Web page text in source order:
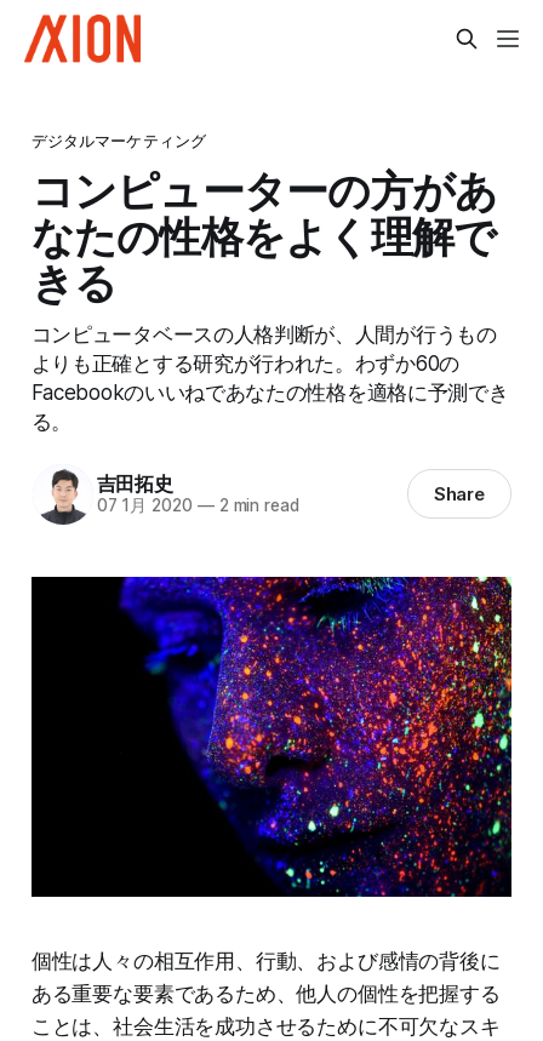
デジタルマーケティング
コンピューターの方があ
なたの性格をよく理解で
きる
コンピュータベースの人格判断が、人間が行うもの
よりも正確とする研究が行われた。わずか60の
Facebookのいいねであなたの性格を適格に予測でき
る。
吉田拓史
07 1月 2020 —2 min read Share
個性は人々の相互作用、行動、および感情の背後に
ある重要な要素であるため、他人の個性を把握する
ことは、社会生活を成功させるために不可欠なスキ